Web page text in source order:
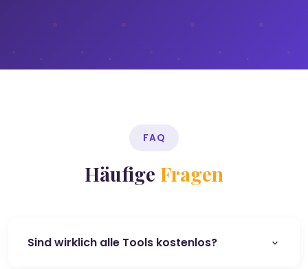
FAQ
Häufige Fragen
Sind wirklich alle Tools kostenlos?